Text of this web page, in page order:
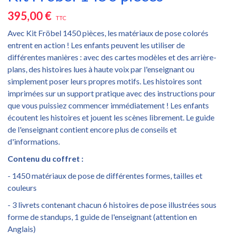
395,00 € TTC
Avec Kit Fröbel 1450 pièces, les matériaux de pose colorés
entrent en action ! Les enfants peuvent les utiliser de
différentes manières : avec des cartes modèles et des arrière-
plans, des histoires lues à haute voix par l'enseignant ou
simplement poser leurs propres motifs. Les histoires sont
imprimées sur un support pratique avec des instructions pour
que vous puissiez commencer immédiatement ! Les enfants
écoutent les histoires et jouent les scènes librement. Le guide
de l'enseignant contient encore plus de conseils et
d'informations.
Contenu du coffret :
- 1450 matériaux de pose de différentes formes, tailles et
couleurs
- 3 livrets contenant chacun 6 histoires de pose illustrées sous
forme de standups, 1 guide de l'enseignant (attention en
Anglais)